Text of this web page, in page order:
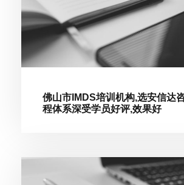
佛山市IMDS培训机构,选安信达
程体系深受学员好评,效果好